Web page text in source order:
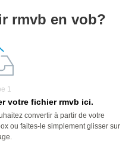
rmvb en vob?
1
votre fichier rmvb ici.
convertir à partir de votre
ou faites-le simplement glisser sur